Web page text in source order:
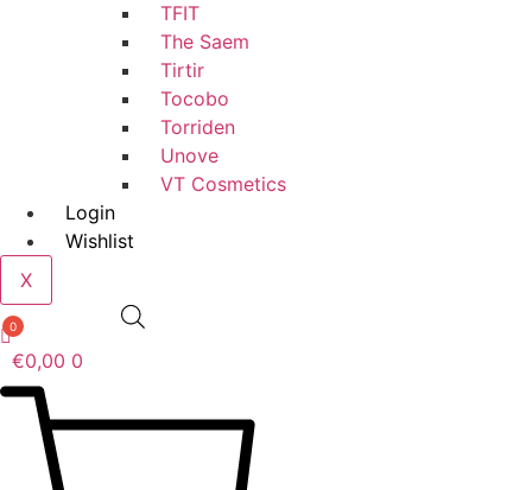
TFIT
The Saem
Tirtir
Tocobo
Torriden
Unove
VT Cosmetics
Login
Wishlist
X
0
€0,00 0